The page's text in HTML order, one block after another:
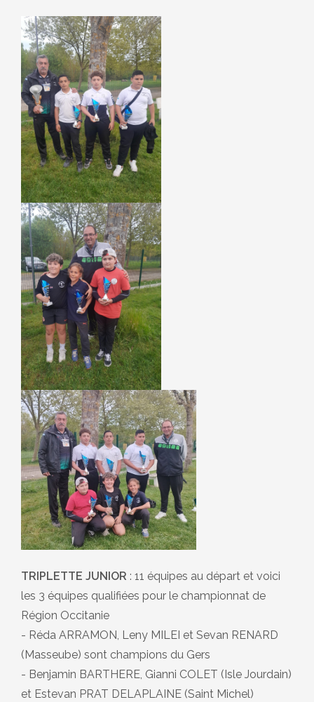
TRIPLETTE JUNIOR : 11 équipes au départ et voici
les 3 équipes qualifiées pour le championnat de
Région Occitanie
- Réda ARRAMON, Leny MILEI et Sevan RENARD
(Masseube) sont champions du Gers
- Benjamin BARTHERE, Gianni COLET (Isle Jourdain)
et Estevan PRAT DELAPLAINE (Saint Michel)